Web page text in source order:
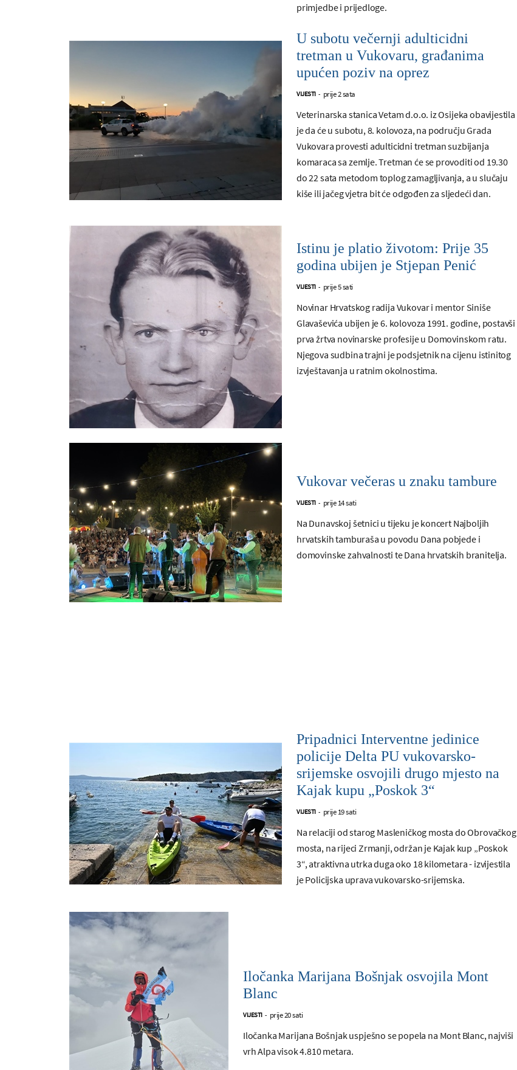
primjedbe i prijedloge.
U subotu večernji adulticidni
tretman u Vukovaru, građanima
upućen poziv na oprez
VIJESTI - prije 2 sata
Veterinarska stanica Vetam d.o.o. iz Osijeka obavijestila
je da će u subotu, 8. kolovoza, na području Grada
Vukovara provesti adulticidni tretman suzbijanja
komaraca sa zemlje. Tretman će se provoditi od 19.30
do 22 sata metodom toplog zamagljivanja, a u slučaju
kiše ili jačeg vjetra bit će odgođen za sljedeći dan.
Istinu je platio životom: Prije 35
godina ubijen je Stjepan Penić
VIJESTI - prije 5 sati
Novinar Hrvatskog radija Vukovar i mentor Siniše
Glavaševića ubijen je 6. kolovoza 1991. godine, postavši
prva žrtva novinarske profesije u Domovinskom ratu.
Njegova sudbina trajni je podsjetnik na cijenu istinitog
izvještavanja u ratnim okolnostima.
Vukovar večeras u znaku tambure
VIJESTI - prije 14 sati
Na Dunavskoj šetnici u tijeku je koncert Najboljih
hrvatskih tamburaša u povodu Dana pobjede i
domovinske zahvalnosti te Dana hrvatskih branitelja.
Pripadnici Interventne jedinice
policije Delta PU vukovarsko-
srijemske osvojili drugo mjesto na
Kajak kupu „Poskok 3“
VIJESTI - prije 19 sati
Na relaciji od starog Masleničkog mosta do Obrovačkog
mosta, na rijeci Zrmanji, održan je Kajak kup „Poskok
3“, atraktivna utrka duga oko 18 kilometara - izvijestila
je Policijska uprava vukovarsko-srijemska.
Iločanka Marijana Bošnjak osvojila Mont
Blanc
VIJESTI - prije 20 sati
Iločanka Marijana Bošnjak uspješno se popela na Mont Blanc, najviši
vrh Alpa visok 4.810 metara.